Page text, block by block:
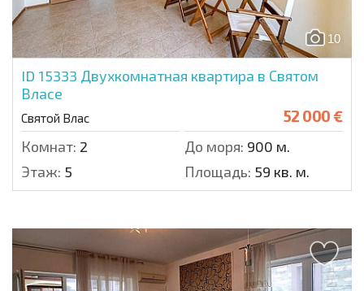
10
ID 15333 Двухкомнатная квартира в Святом
Власе
Святой Влас 52 000 €
Комнат: 2 До моря: 900 м.
Этаж: 5 Площадь: 59 кв. м.